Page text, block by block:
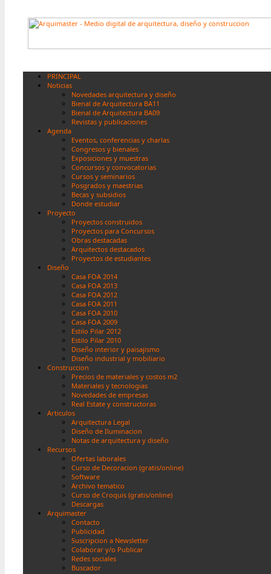
PRINCIPAL
Noticias
Novedades arquitectura y diseño
Bienal de Arquitectura BA11
Bienal de Arquitectura BA09
Revistas y publicaciones
Agenda
Eventos, conferencias y charlas
Congresos y bienales
Exposiciones y muestras
Concursos y convocatorias
Cursos y seminarios
Posgrados y maestrias
Becas y subsidios
Donde estudiar
Proyecto
Proyectos construidos
Proyectos para Concursos
Obras destacadas
Arquitectos destacados
Proyectos de estudiantes
Diseño
Casa FOA 2014
Casa FOA 2013
Casa FOA 2012
Casa FOA 2011
Casa FOA 2010
Casa FOA 2009
Estilo Pilar 2012
Estilo Pilar 2010
Diseño interior y paisajismo
Diseño industrial y mobiliario
Construccion
Precios de materiales y costos m2
Materiales y tecnologias
Novedades de empresas
Real Estate y constructoras
Articulos
Arquitectura Legal
Diseño de Iluminacion
Notas de arquitectura y diseño
Recursos
Ofertas laborales
Curso de Decoracion (gratis/online)
Software
Archivo tematico
Curso de Croquis (gratis/online)
Descargas
Arquimaster
Contacto
Publicidad
Suscripcion a Newsletter
Colaborar y/o Publicar
Redes sociales
Buscador